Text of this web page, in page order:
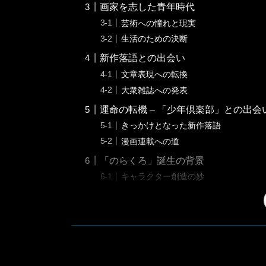
画家を志した青年時代
芸術への憧れと現実
生活のための決断
新作落語との出会い
文章表現への転換
大衆雑誌への発表
運命の転機 – 「少年倶楽部」との出会
きっかけとなった新作落語
漫画連載への道
「のらくろ」誕生の背景
キャラクター創造の妙